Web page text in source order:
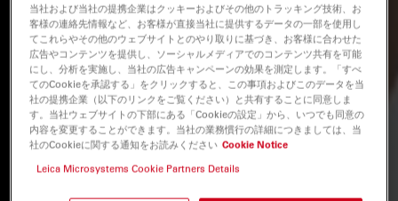
当社および当社の提携企業はクッキーおよびその他のトラッキング技術、お
客様の連絡先情報など、お客様が直接当社に提供するデータの一部を使用し
てこれらやその他のウェブサイトとのやり取りに基づき、お客様に合わせた
広告やコンテンツを提供し、ソーシャルメディアでのコンテンツ共有を可能
にし、分析を実施し、当社の広告キャンペーンの効果を測定します。「すべ
てのCookieを承認する」をクリックすると、この事項およびこのデータを当
社の提携企業（以下のリンクをご覧ください）と共有することに同意しま
す。当社ウェブサイトの下部にある「Cookieの設定」から、いつでも同意の
内容を変更することができます。当社の業務慣行の詳細につきましては、当
社のCookieに関する通知をお読みください Cookie Notice
Leica Microsystems Cookie Partners Details